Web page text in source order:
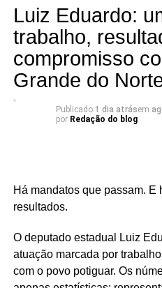
Conexão com Alex Silva:
bastidores viram informação.
📅 Estreia: 7 de agosto
📻 104 FM do Assú
🕢 Toda sexta-feira, das 7h30
Luiz Eduardo:
trabalho,
compromisso
Grande do
Publicado 1 dia atrásem
por Redação do blog
Há mandatos que passam. E
resultados.
O deputado estadual Luiz
atuação marcada por
com o povo potiguar. Os